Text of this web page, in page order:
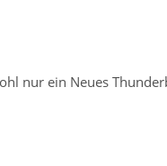
nur ein Neues